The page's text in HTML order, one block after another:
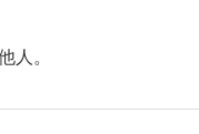
人。